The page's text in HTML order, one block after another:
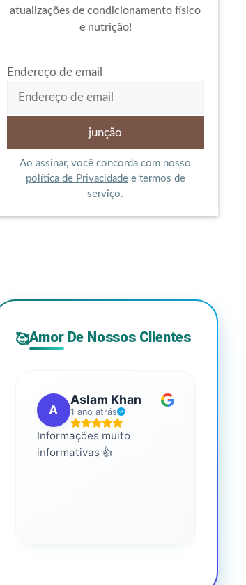
atualizações de condicionamento físico
e nutrição!
Endereço de email
Ao assinar, você concorda com nosso
política de Privacidadee termos de
serviço.
🥰Amor De Nossos Clientes
A
Aslam Khan
1 ano atrás
Informações muito
informativas 👍